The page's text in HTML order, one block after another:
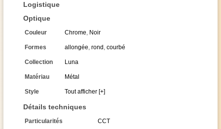
Logistique
Optique
Couleur Chrome, Noir
Formes allongée, rond , courbé
Collection Luna
Matériau Métal
Style Tout afficher [+]
Détails techniques
Particularités CCT